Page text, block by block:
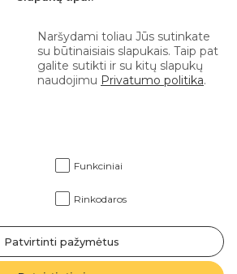
Apie mus
Klientams
visos teisės saugomos
Naršydami toliau Jūs sutinkate
su būtinaisiais slapukais. Taip pat
galite sutikti ir su kitų slapukų
naudojimu Privatumo politika.
Funkciniai
Rinkodaros
Patvirtinti pažymėtus